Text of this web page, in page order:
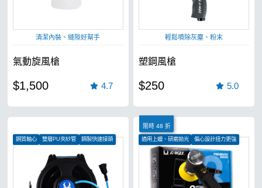
清潔內裝、縫隙好幫手
氣動旋風槍
$1,500 4.7
輕鬆噴除灰塵、粉末
塑鋼風槍
$250 5.0
鋼質軸心 雙層PU夾紗管 鋼製快速接頭
限時 48 折
適用上蠟、研磨拋光
偏心設計扭力更強
保固一年